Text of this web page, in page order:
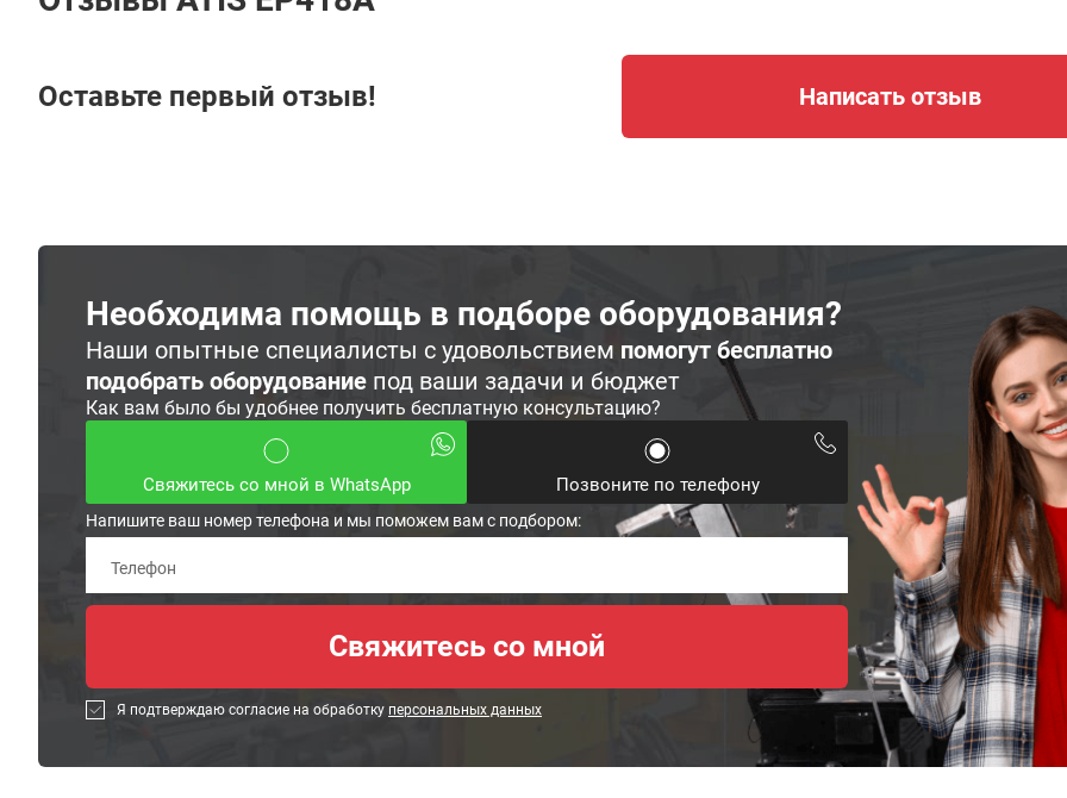
Оставьте первый отзыв! Написать отзыв
Необходима помощь в подборе оборудования?
Наши опытные специалисты с удовольствием помогут бесплатно
подобрать оборудование под ваши задачи и бюджет
Как вам было бы удобнее получить бесплатную консультацию?
Свяжитесь со мной в WhatsApp Позвоните по телефону
Напишите ваш номер телефона и мы поможем вам с подбором:
Я подтверждаю согласие на обработку персональных данных